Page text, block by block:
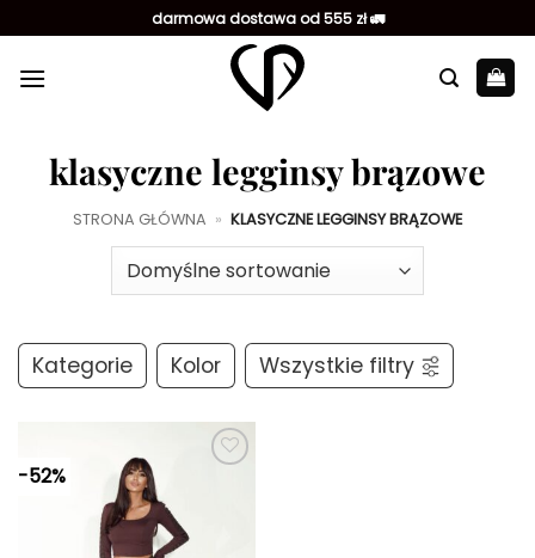
do
zawartości
darmowa dostawa od 555 zł 🚛
klasyczne legginsy brązowe
STRONA GŁÓWNA » KLASYCZNE LEGGINSY BRĄZOWE
Kategorie Kolor Wszystkie filtry
-52%